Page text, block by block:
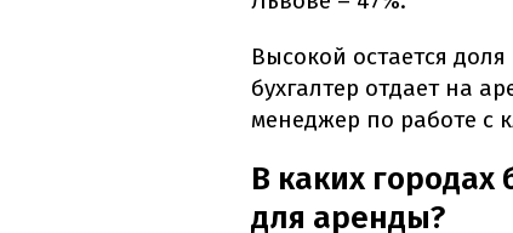
Высокой остается
бухгалтер отдает на
менеджер по работе с
В каких
для аренды?